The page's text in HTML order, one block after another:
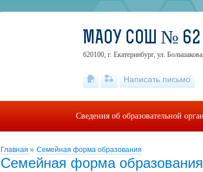
Главная » Семейная форма образования
Семейная форма образования
МАОУ СОШ № 62
620100, г. Екатеринбург, ул.
Написать письмо
Сведения об образовательной